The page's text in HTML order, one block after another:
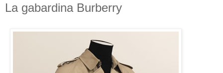
La gabardina Burberry